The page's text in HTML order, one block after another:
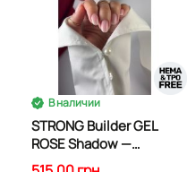
В наличии
STRONG Builder GEL
ROSE Shadow —
розовый нюд 30мл